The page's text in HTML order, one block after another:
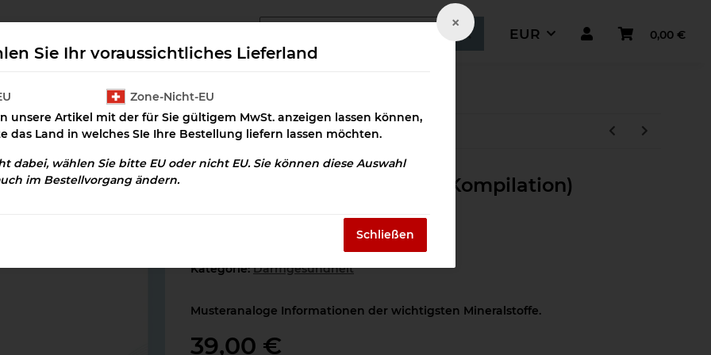
EUR 0,00 €
Aktivquelle Mineralstoffe (Kompilation) Download
Aktivquelle Mineralstoffe (Kompilation)
OSD-100192
Kategorie:Darmgesundheit
Musteranaloge Informationen der wichtigsten Mineralstoffe.
39,00 €
×
Sie Ihr voraussichtliches Lieferland
Zone-Nicht-EU
unsere Artikel mit der für Sie gültigem MwSt. anzeigen lassen können,
das Land in welches SIe Ihre Bestellung liefern lassen möchten.
dabei, wählen Sie bitte EU oder nicht EU. Sie können diese Auswahl
im Bestellvorgang ändern.
Schließen